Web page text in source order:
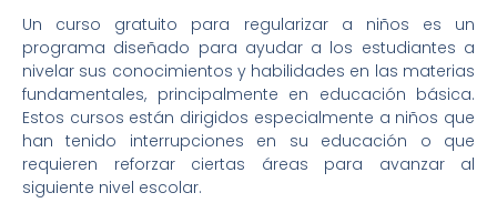
Un curso gratuito para regularizar a niños es un
programa diseñado para ayudar a los estudiantes a
nivelar sus conocimientos y habilidades en las materias
fundamentales, principalmente en educación básica.
Estos cursos están dirigidos especialmente a niños que
han tenido interrupciones en su educación o que
requieren reforzar ciertas áreas para avanzar al
siguiente nivel escolar.